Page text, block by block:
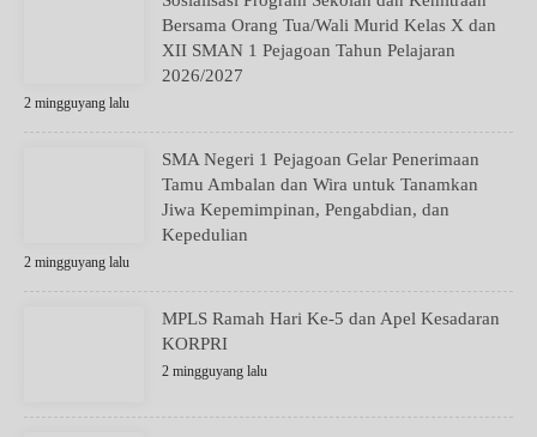
Bersama Orang Tua/Wali Murid Kelas X dan
XII SMAN 1 Pejagoan Tahun Pelajaran
2026/2027
2 mingguyang lalu
SMA Negeri 1 Pejagoan Gelar Penerimaan
Tamu Ambalan dan Wira untuk Tanamkan
Jiwa Kepemimpinan, Pengabdian, dan
Kepedulian
2 mingguyang lalu
MPLS Ramah Hari Ke-5 dan Apel Kesadaran
KORPRI
2 mingguyang lalu